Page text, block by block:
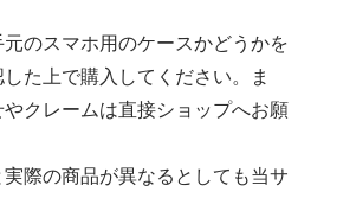
のスマホ用のケースかどうかを
た上で購入してください。ま
クレームは直接ショップへお願
際の商品が異なるとしても当サ